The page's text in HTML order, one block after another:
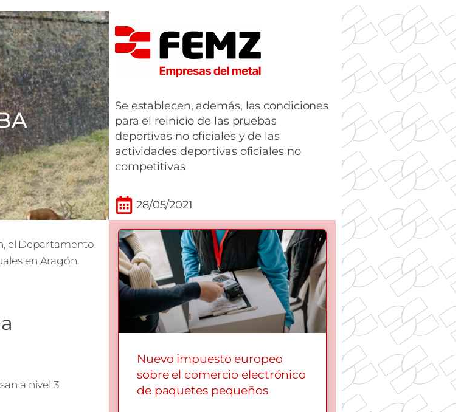
Se establecen, además, las condiciones
para el reinicio de las pruebas
deportivas no oficiales y de las
actividades deportivas oficiales no
competitivas
28/05/2021
el Departamento
en Aragón.
a nivel 3
Nuevo impuesto europeo
sobre el comercio electrónico
de paquetes pequeños